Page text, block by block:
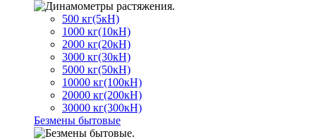
500 кг(5кН)
1000 кг(10кН)
2000 кг(20кН)
3000 кг(30кН)
5000 кг(50кН)
10000 кг(100кН)
20000 кг(200кН)
30000 кг(300кН)
Безмены бытовые